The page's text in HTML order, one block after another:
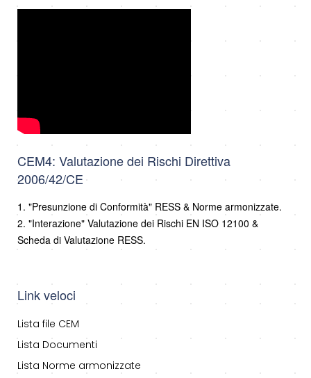
CEM4: Valutazione dei Rischi Direttiva
2006/42/CE
1. "Presunzione di Conformità" RESS & Norme armonizzate.
2. "Interazione" Valutazione dei Rischi EN ISO 12100 &
Scheda di Valutazione RESS.
Link veloci
Lista file CEM
Lista Documenti
Lista Norme armonizzate